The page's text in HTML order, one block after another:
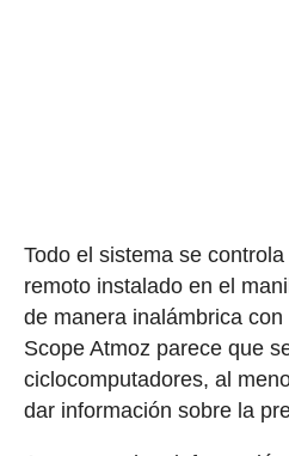
Todo el sistema se
remoto instalado en el
de manera inalámbrica con
Scope Atmoz parece que
ciclocomputadores, al
dar información sobre la